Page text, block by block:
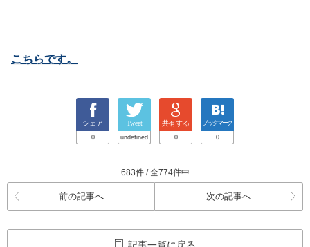
こちらです。
シェア
0
Tweet
undefined
共有する
0
ブックマーク
0
683件 / 全774件中
前の記事へ 次の記事へ
記事一覧に戻る